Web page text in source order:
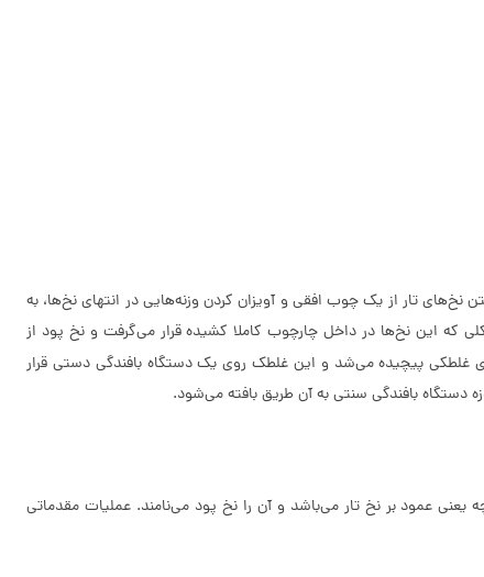
نخ‌های تار از یک چوب افقی و آویزان کردن وزنه‌هایی در انتهای نخ‌ها، به
که این نخ‌ها در داخل چارچوب کاملا کشیده قرار می‌گرفت و نخ پود از
غلطکی پیچیده می‌شد و این غلطک روی یک دستگاه بافندگی دستی قرار
بافندگی سنتی به آن طریق بافته می‌شود.
عمود بر نخ تار می‌باشد و آن را نخ پود می‌نامند. عملیات مقدماتی